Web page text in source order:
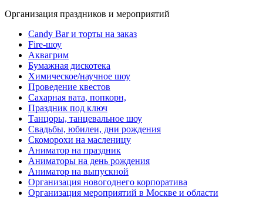
Организация праздников и мероприятий
Candy Bar и торты на заказ
Fire-шоу
Аквагрим
Бумажная дискотека
Химическое/научное шоу
Проведение квестов
Сахарная вата, попкорн,
Праздник под ключ
Танцоры, танцевальное шоу
Свадьбы, юбилеи, дни рождения
Скоморохи на масленицу
Аниматор на праздник
Аниматоры на день рождения
Аниматор на выпускной
Организация новогоднего корпоратива
Организация мероприятий в Москве и области